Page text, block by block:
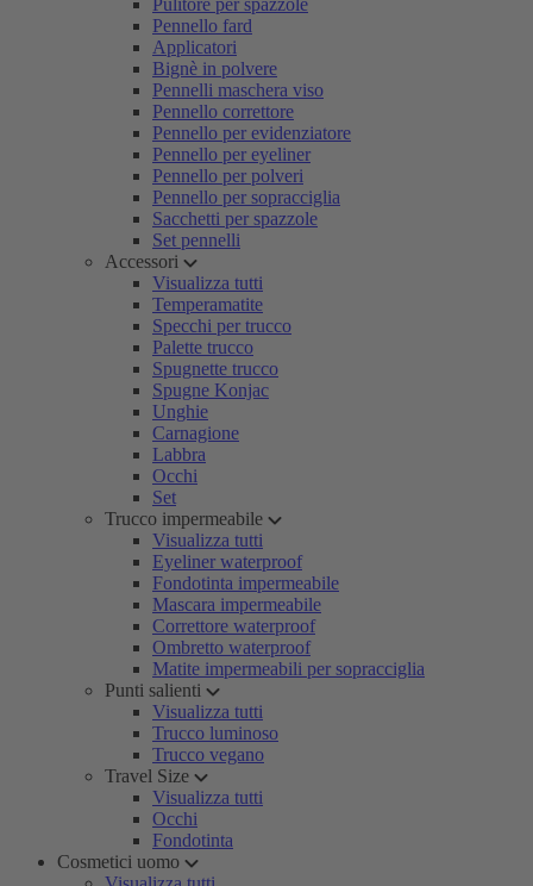
Pulitore per spazzole
Pennello fard
Applicatori
Bignè in polvere
Pennelli maschera viso
Pennello correttore
Pennello per evidenziatore
Pennello per eyeliner
Pennello per polveri
Pennello per sopracciglia
Sacchetti per spazzole
Set pennelli
Accessori
Visualizza tutti
Temperamatite
Specchi per trucco
Palette trucco
Spugnette trucco
Spugne Konjac
Unghie
Carnagione
Labbra
Occhi
Set
Trucco impermeabile
Visualizza tutti
Eyeliner waterproof
Fondotinta impermeabile
Mascara impermeabile
Correttore waterproof
Ombretto waterproof
Matite impermeabili per sopracciglia
Punti salienti
Visualizza tutti
Trucco luminoso
Trucco vegano
Travel Size
Visualizza tutti
Occhi
Fondotinta
Cosmetici uomo